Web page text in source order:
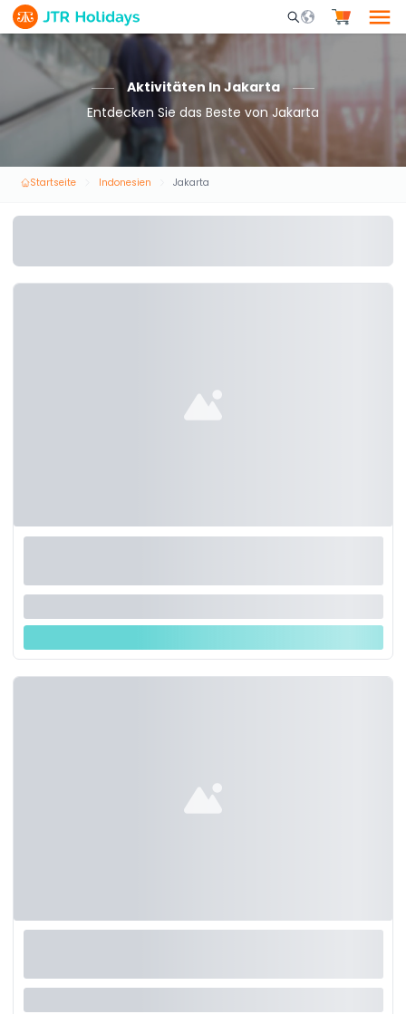
Mobile Search
Aktivitäten In Jakarta
Entdecken Sie das Beste von Jakarta
Startseite Indonesien Jakarta